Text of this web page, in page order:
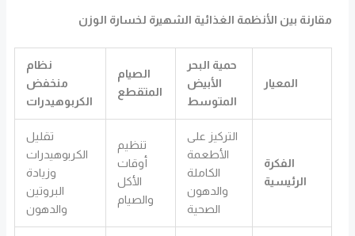
مقارنة بين الأنظمة الغذائية الشهيرة لخسارة الوزن
المعيار
حمية البحر
الأبيض
المتوسط
الصيام
المتقطع
نظام
منخفض
الكربوهيدرات
الفكرة
الرئيسية
التركيز على
الأطعمة
الكاملة
والدهون
الصحية
تنظيم
أوقات
الأكل
والصيام
تقليل
الكربوهيدرات
وزيادة
البروتين
والدهون